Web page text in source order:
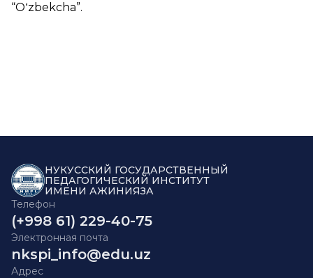
“Oʻzbekcha”.
НУКУССКИЙ ГОСУДАРСТВЕННЫЙ
ПЕДАГОГИЧЕСКИЙ ИНСТИТУТ
ИМЕНИ АЖИНИЯЗА
Телефон
(+998 61) 229-40-75
Электронная почта
nkspi_info@edu.uz
Адрес